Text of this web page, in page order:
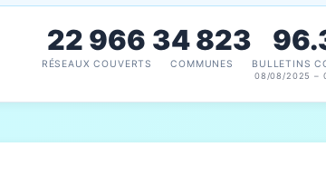
22 966
RÉSEAUX COUVERTS
34 823
COMMUNES BULLETINS
08/08/2025 –